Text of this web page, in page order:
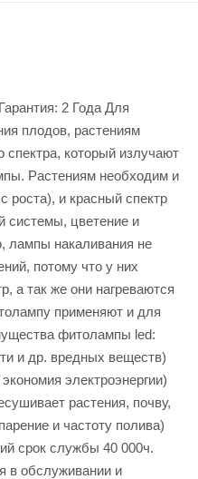
2 Года Для
плодов, растениям
спектра, который излучают
Растениям необходим и
роста), и красный спектр
системы, цветение и
лампы накаливания не
потому что у них
а так же они нагреваются
применяют и для
фитолампы led:
и др. вредных веществ)
электроэнергии)
растения, почву,
и частоту полива)
срок службы 40 000ч.
в обслуживании и